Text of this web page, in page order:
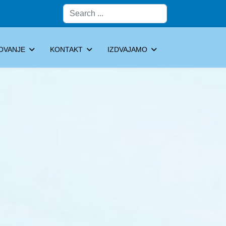
Pretraga
KONTAKT IZDVAJAMO